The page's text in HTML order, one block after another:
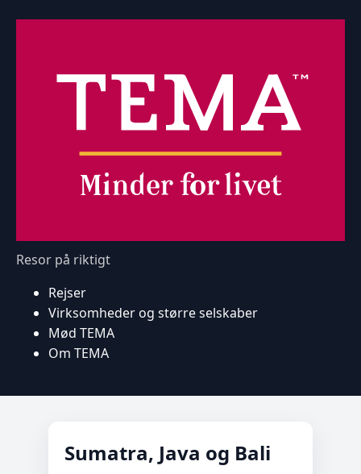
Resor på riktigt
Rejser
Virksomheder og større selskaber
Mød TEMA
Om TEMA
Sumatra, Java og Bali